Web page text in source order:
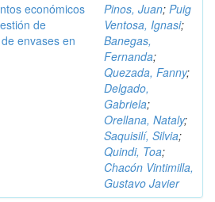
económicos
de
envases en
Pinos, Juan; Puig
Ventosa, Ignasi;
Banegas,
Fernanda;
Quezada, Fanny;
Delgado,
Gabriela;
Orellana, Nataly;
Saquisilí, Silvia;
Quindi, Toa;
Chacón Vintimilla,
Gustavo Javier